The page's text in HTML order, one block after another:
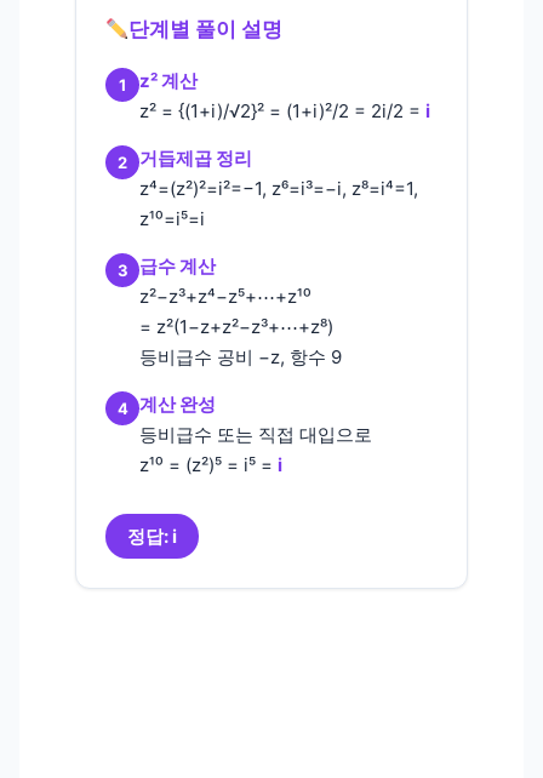
단계별 풀이 설명
1
z² 계산
z² = {(1+i)/√2}² = (1+i)²/2 = 2i/2 = i
2
거듭제곱 정리
z⁴=(z²)²=i²=−1, z⁶=i³=−i, z⁸=i⁴=1,
z¹⁰=i⁵=i
3
급수 계산
z²−z³+z⁴−z⁵+⋯+z¹⁰
= z²(1−z+z²−z³+⋯+z⁸)
등비급수 공비 −z, 항수 9
4 계산 완성
등비급수 또는 직접 대입으로
z¹⁰ = (z²)⁵ = i⁵ = i
정답: i